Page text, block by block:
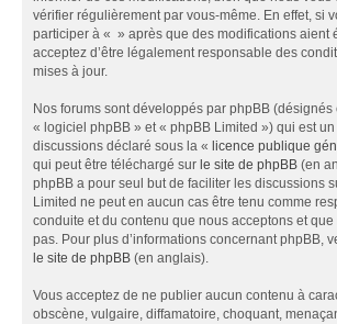
vérifier régulièrement par vous-même. En effet, si
participer à « » après que des modifications aient
acceptez d’être légalement responsable des
mises à jour.
Nos forums sont développés par phpBB (désignés
« logiciel phpBB » et « phpBB Limited ») qui est
discussions déclaré sous la « licence publique
qui peut être téléchargé sur le site de phpBB (en
phpBB a pour seul but de faciliter les discussions
Limited ne peut en aucun cas être tenu comme
conduite et du contenu que nous acceptons et que
pas. Pour plus d’informations concernant phpBB,
le site de phpBB (en anglais).
Vous acceptez de ne publier aucun contenu à
obscène, vulgaire, diffamatoire, choquant,